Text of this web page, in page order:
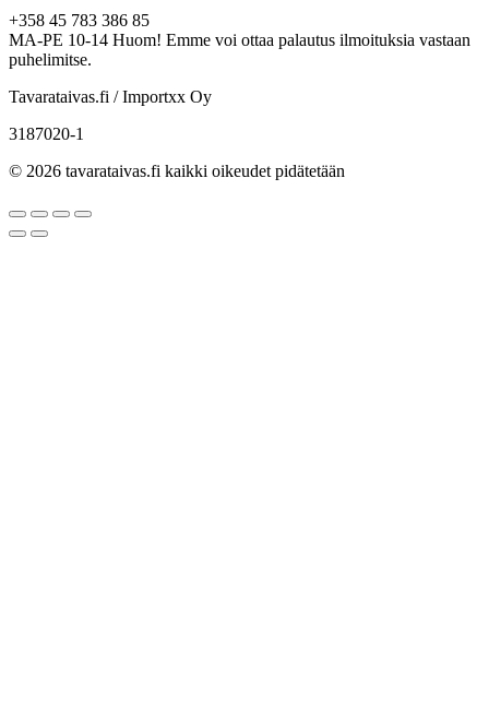
+358 45 783 386 85
MA-PE 10-14 Huom! Emme voi ottaa palautus ilmoituksia vastaan
puhelimitse.
Tavarataivas.fi / Importxx Oy
3187020-1
© 2026 tavarataivas.fi kaikki oikeudet pidätetään